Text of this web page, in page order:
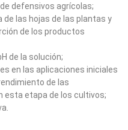
defensivos agrícolas;
de las hojas de las plantas y
de los productos
de la solución;
en las aplicaciones iniciales
de las
esta etapa de los cultivos;